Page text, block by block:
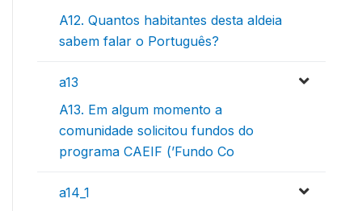
A12. Quantos habitantes desta aldeia
sabem falar o Português?
a13
A13. Em algum momento a
comunidade solicitou fundos do
programa CAEIF (’Fundo Co
a14_1